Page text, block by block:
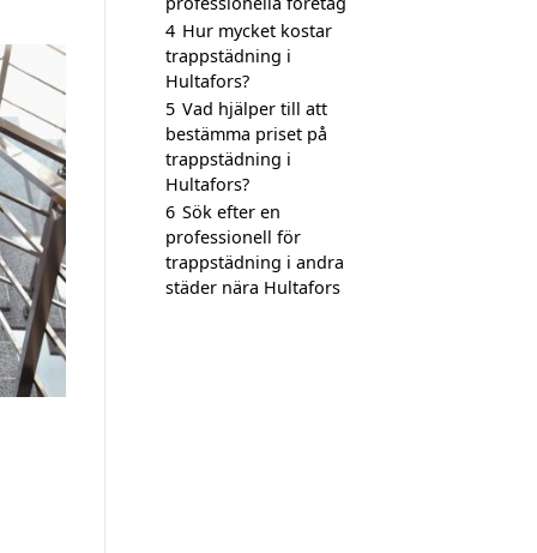
4 Hur mycket kostar
trappstädning i
Hultafors?
5 Vad hjälper till att
bestämma priset på
trappstädning i
Hultafors?
6 Sök efter en
professionell för
trappstädning i andra
städer nära Hultafors